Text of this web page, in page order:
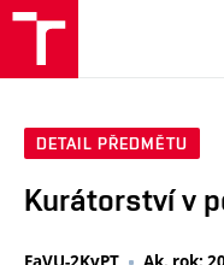
DETAIL PŘEDMĚTU
Kurátorství v